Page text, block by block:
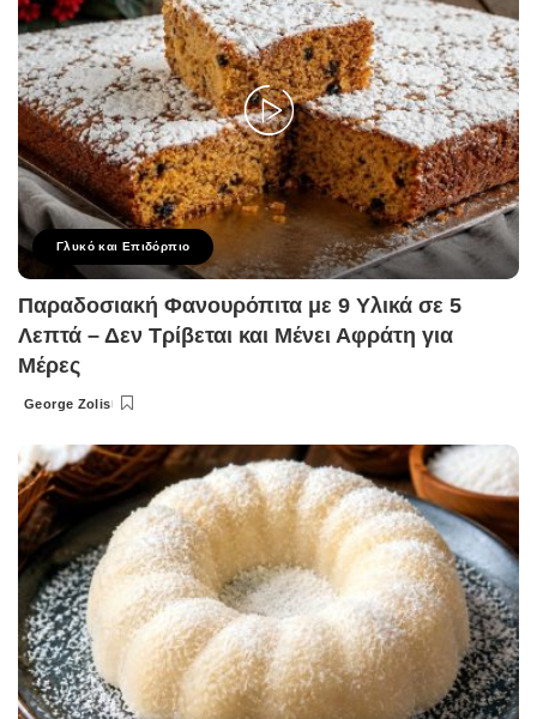
Γλυκό και Επιδόρπιο
Παραδοσιακή Φανουρόπιτα με 9 Υλικά σε 5
Λεπτά – Δεν Τρίβεται και Μένει Αφράτη για
Μέρες
Posted
George Zolis